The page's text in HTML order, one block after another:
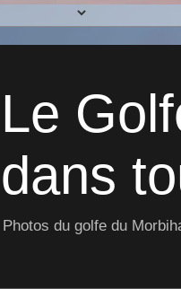
Le
dans
Photos du golfe du